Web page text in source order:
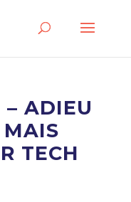
ADIEU
MAIS
TECH